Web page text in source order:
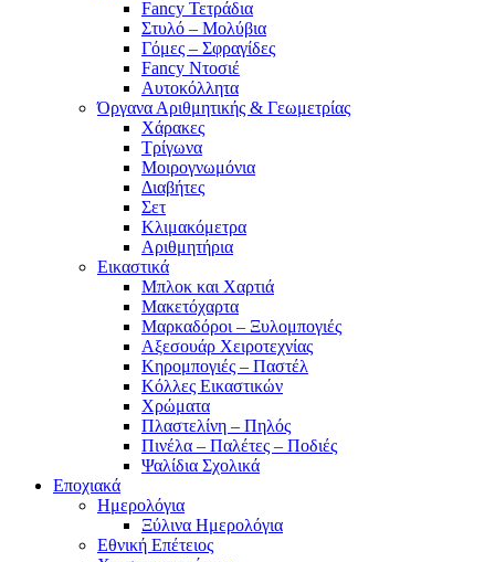
Fancy Τετράδια
Στυλό – Μολύβια
Γόμες – Σφραγίδες
Fancy Ντοσιέ
Αυτοκόλλητα
Όργανα Αριθμητικής & Γεωμετρίας
Χάρακες
Τρίγωνα
Mοιρογνωμόνια
Διαβήτες
Σετ
Κλιμακόμετρα
Αριθμητήρια
Εικαστικά
Μπλοκ και Χαρτιά
Μακετόχαρτα
Μαρκαδόροι – Ξυλομπογιές
Αξεσουάρ Χειροτεχνίας
Κηρομπογιές – Παστέλ
Κόλλες Εικαστικών
Χρώματα
Πλαστελίνη – Πηλός
Πινέλα – Παλέτες – Ποδιές
Ψαλίδια Σχολικά
Εποχιακά
Ημερολόγια
Ξύλινα Ημερολόγια
Εθνική Επέτειος